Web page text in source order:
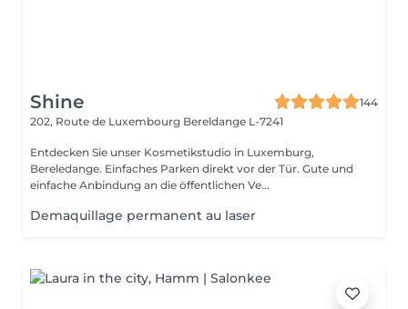
Shine
144
202, Route de Luxembourg Bereldange L-7241
Entdecken Sie unser Kosmetikstudio in Luxemburg,
Bereledange. Einfaches Parken direkt vor der Tür. Gute und
einfache Anbindung an die öffentlichen Ve...
Demaquillage permanent au laser